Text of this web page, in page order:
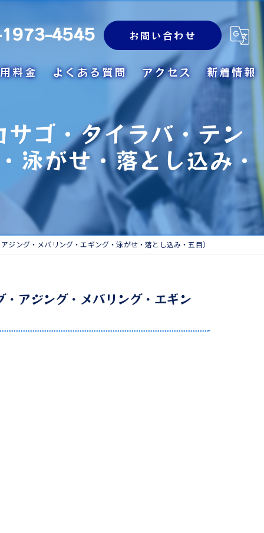
4545 お問い合わせ
料金 よくある質問 アクセス 新着情報
ゴ・タイラバ・テン
泳がせ・落とし込み・
ジング・メバリング・エギング・泳がせ・落とし込み・五目）
アジング・メバリング・エギン